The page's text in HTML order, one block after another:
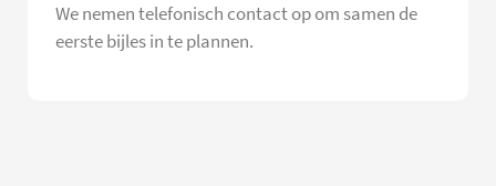
We nemen telefonisch contact op om samen de
eerste bijles in te plannen.